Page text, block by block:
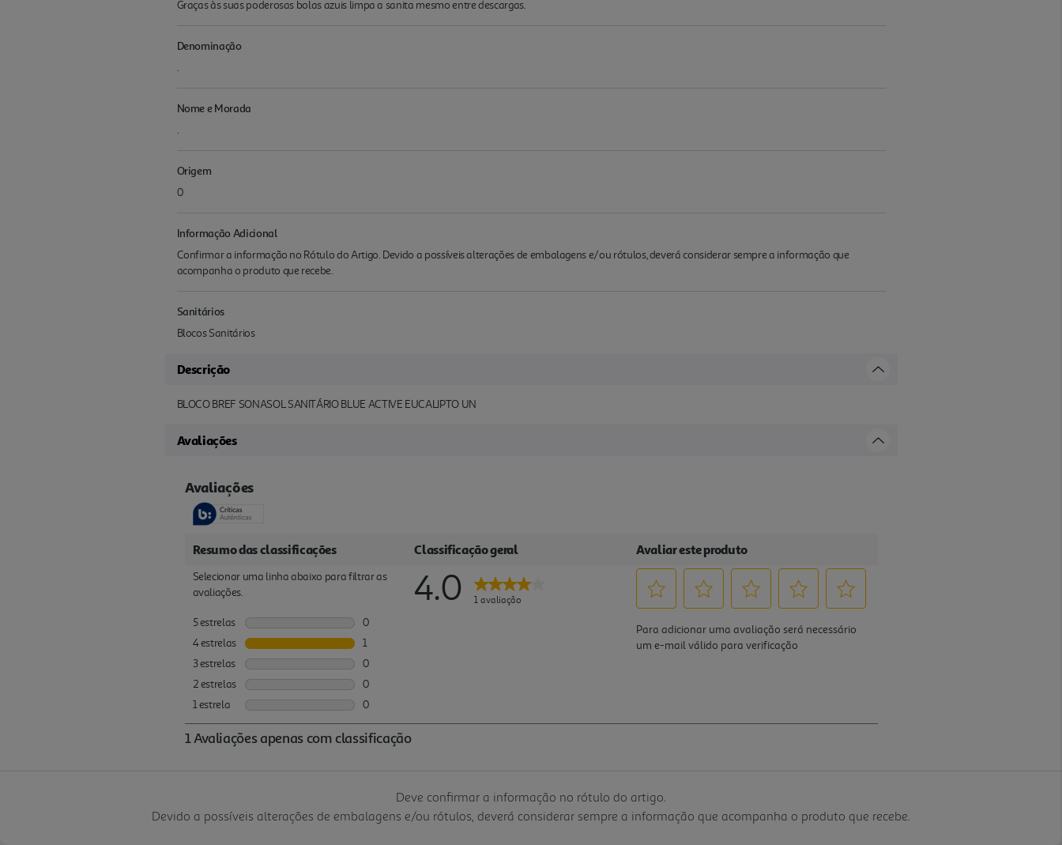
Graças às suas poderosas bolas azuis limpa a sanita mesmo entre descargas.
Denominação
.
Nome e Morada
.
Origem
0
Informação Adicional
Confirmar a informação no Rótulo do Artigo. Devido a possíveis alterações de embalagens e/ou rótulos, deverá considerar sempre a informação que
acompanha o produto que recebe.
Sanitários
Blocos Sanitários
Descrição
BLOCO BREF SONASOL SANITÁRIO BLUE ACTIVE EUCALIPTO UN
Avaliações
Deve confirmar a informação no rótulo do artigo.
Devido a possíveis alterações de embalagens e/ou rótulos, deverá considerar sempre a informação que acompanha o produto que recebe.